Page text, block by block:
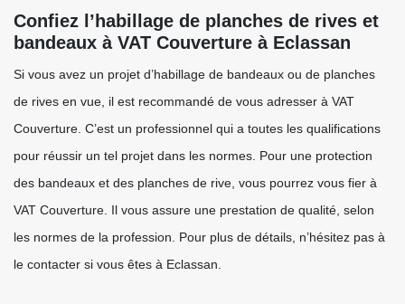
Confiez l’habillage de planches de rives et
bandeaux à VAT Couverture à Eclassan
Si vous avez un projet d’habillage de bandeaux ou de planches
de rives en vue, il est recommandé de vous adresser à VAT
Couverture. C’est un professionnel qui a toutes les qualifications
pour réussir un tel projet dans les normes. Pour une protection
des bandeaux et des planches de rive, vous pourrez vous fier à
VAT Couverture. Il vous assure une prestation de qualité, selon
les normes de la profession. Pour plus de détails, n’hésitez pas à
le contacter si vous êtes à Eclassan.